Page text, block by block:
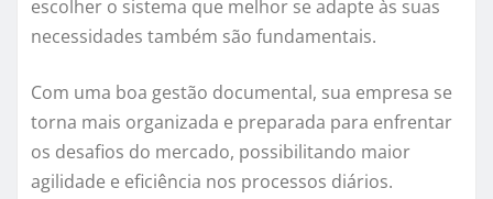
escolher o sistema que melhor se adapte às suas
necessidades também são fundamentais.
Com uma boa gestão documental, sua empresa se
torna mais organizada e preparada para enfrentar
os desafios do mercado, possibilitando maior
agilidade e eficiência nos processos diários.